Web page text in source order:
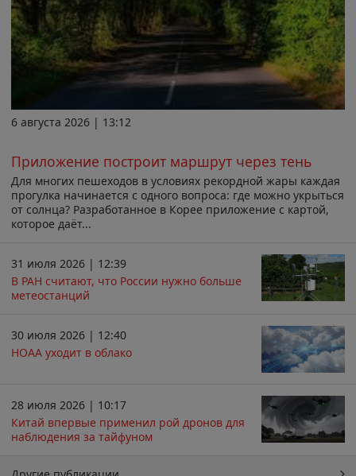
6 августа 2026 | 13:12
Приложение построит маршрут через тень
Для многих пешеходов в условиях рекордной жары каждая
прогулка начинается с одного вопроса: где можно укрыться
от солнца? Разработанное в Корее приложение с картой,
которое даёт...
31 июля 2026 | 12:39
В РАН считают, что России нужно больше
метеостанций
30 июля 2026 | 12:40
НОАА уходит в облако
28 июля 2026 | 10:17
Китай впервые применил рой дронов для
наблюдения за тайфуном